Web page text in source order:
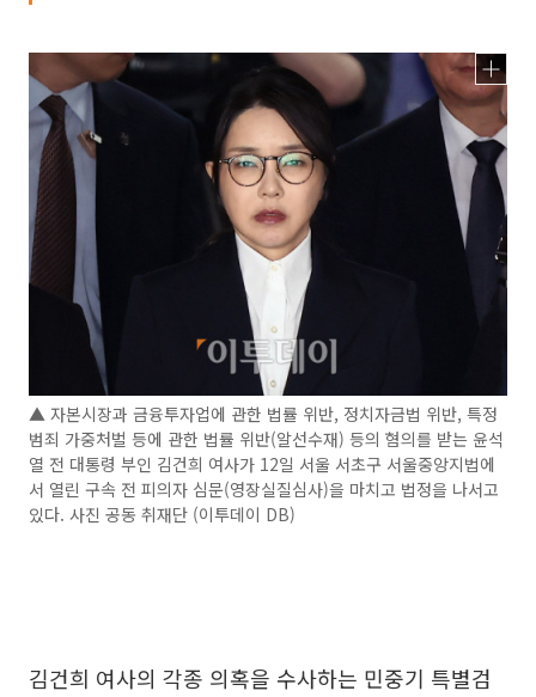
▲ 자본시장과 금융투자업에 관한 법률 위반, 정치자금법 위반, 특정
범죄 가중처벌 등에 관한 법률 위반(알선수재) 등의 혐의를 받는 윤석
열 전 대통령 부인 김건희 여사가 12일 서울 서초구 서울중앙지법에
서 열린 구속 전 피의자 심문(영장실질심사)을 마치고 법정을 나서고
있다. 사진 공동 취재단 (이투데이 DB)
김건희 여사의 각종 의혹을 수사하는 민중기 특별검